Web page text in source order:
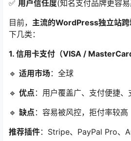
✅ 用户信任度(知名支付品牌更容
目前， 主流的WordPress独立站跨
下几类：
1. 信用卡支付（VISA /
🔹 适用市场：全球
🔹 优点 ：用户覆盖广、支付便捷
🔹 缺点 ：容易被风控，拒付率较高
推荐插件：Stripe、PayPal Pro、